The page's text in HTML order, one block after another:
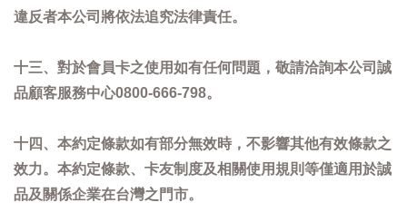
違反者本公司將依法追究法律責任。
十三、對於會員卡之使用如有任何問題，敬請洽詢本公司誠
品顧客服務中心0800-666-798。
十四、本約定條款如有部分無效時，不影響其他有效條款之
效力。本約定條款、卡友制度及相關使用規則等僅適用於誠
品及關係企業在台灣之門市。